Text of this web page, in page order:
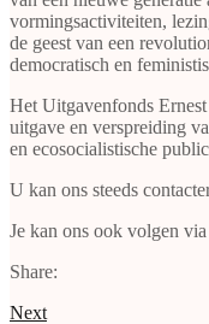
vormingsactiviteiten,
de geest van een
democratisch en
Het Uitgavenfonds
uitgave en verspreiding
en ecosocialistische
U kan ons steeds
Je kan ons ook volgen
Share:
Next